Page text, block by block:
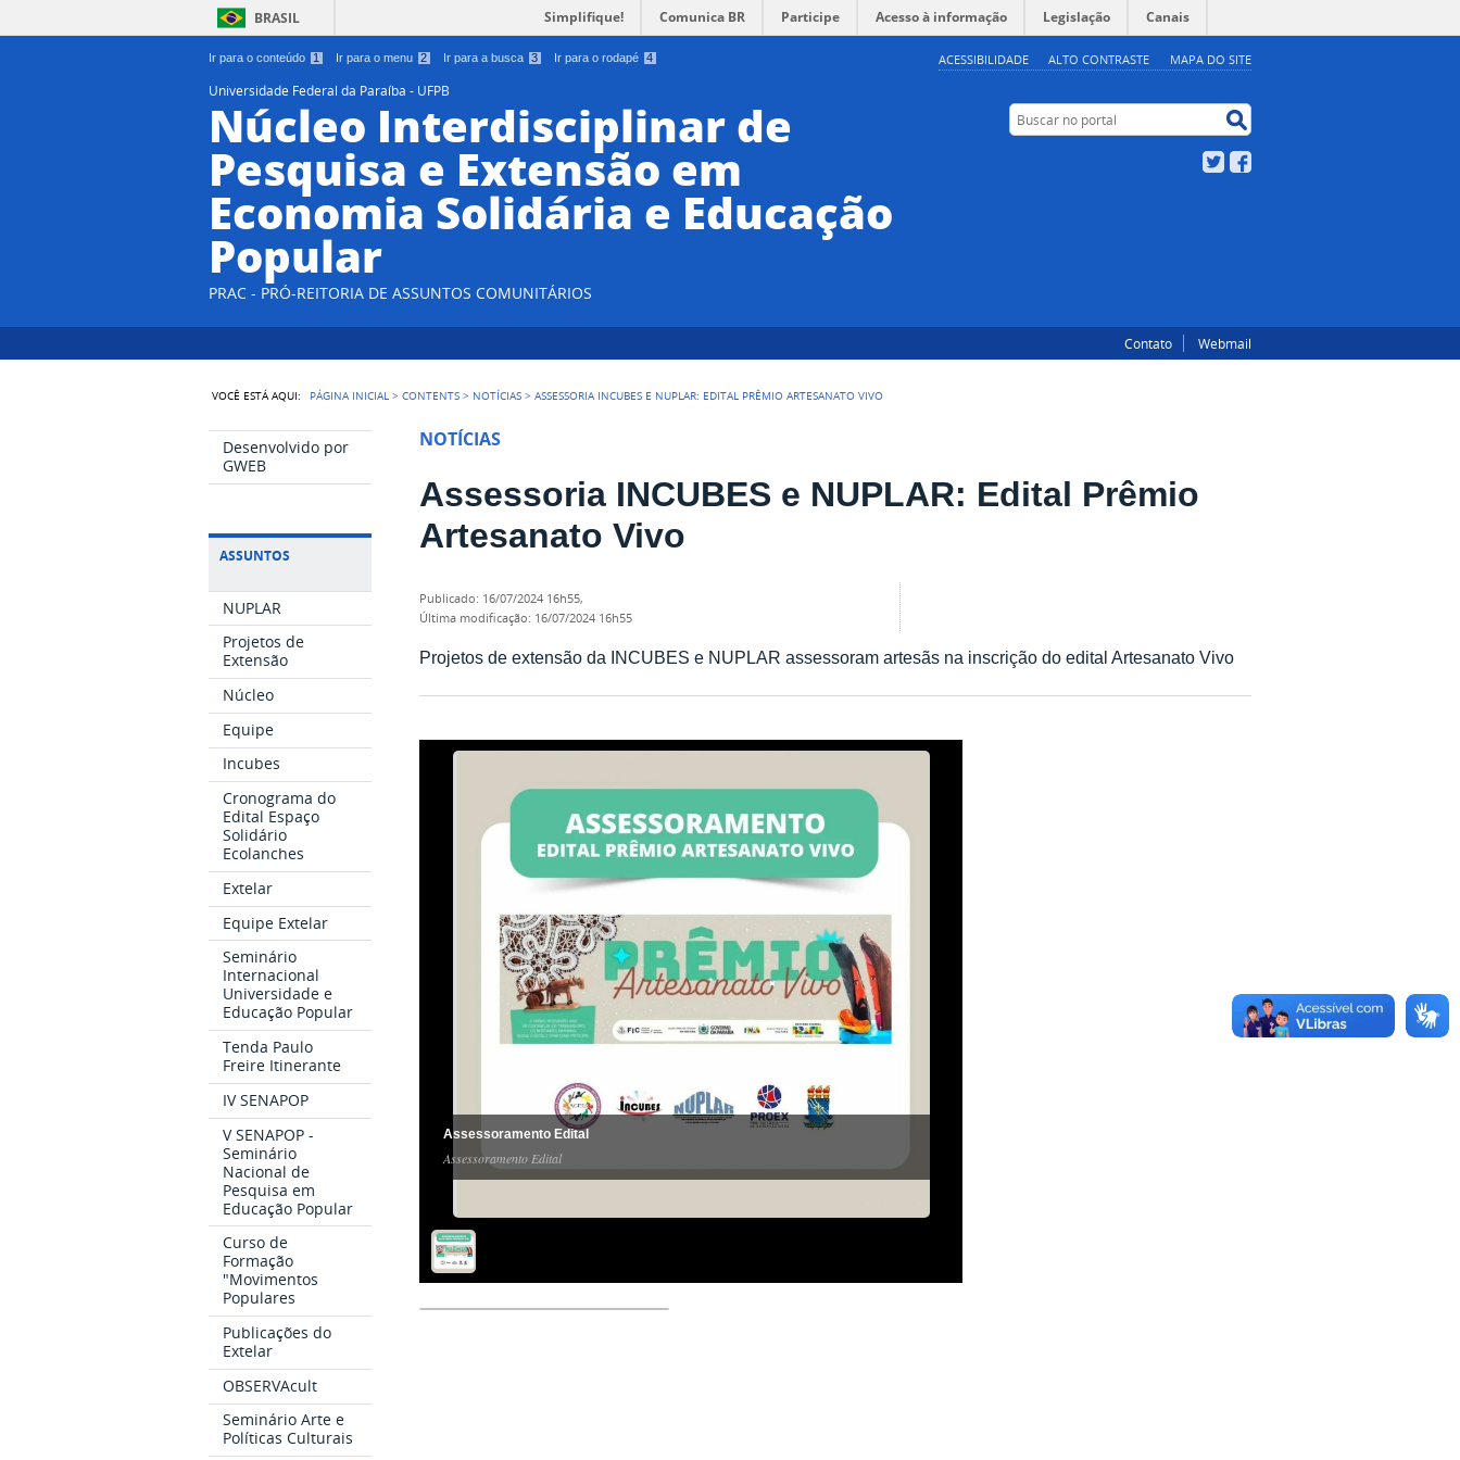
Ir para o conteúdo 1 Ir para o menu 2 Ir para a busca 3 Ir para o rodapé 4 ACESSIBILIDADE ALTO CONTRASTE MAPA DO SITE
BRASIL Simplifique! Comunica BR Participe Acesso à informação Legislação Canais
Universidade Federal da Paraíba - UFPB
Núcleo Interdisciplinar de
Pesquisa e Extensão em
Economia Solidária e Educação
Popular
PRAC - PRÓ-REITORIA DE ASSUNTOS COMUNITÁRIOS
Buscar no portal
Twitter
Contato Webmail
VOCÊ ESTÁ AQUI: PÁGINA INICIAL >CONTENTS > NOTÍCIAS >ASSESSORIA INCUBES E NUPLAR: EDITAL PRÊMIO ARTESANATO VIVO
Desenvolvido por
GWEB
ASSUNTOS
NUPLAR
Projetos de
Extensão
Núcleo
Equipe
Incubes
Cronograma do
Edital Espaço
Solidário
Ecolanches
Extelar
Equipe Extelar
Seminário
Internacional
Universidade e
Educação Popular
Tenda Paulo
Freire Itinerante
IV SENAPOP
V SENAPOP -
Seminário
Nacional de
Pesquisa em
Educação Popular
Curso de
Formação
"Movimentos
Populares
Publicações do
Extelar
OBSERVAcult
Seminário Arte e
Políticas Culturais
NOTÍCIAS
Assessoria INCUBES e NUPLAR: Edital Prêmio
Artesanato Vivo
publicado: 16/07/2024 16h55,
última modificação: 16/07/2024 16h55
Projetos de extensão da INCUBES e NUPLAR assessoram artesãs na inscrição do edital Artesanato Vivo
Assessoramento Edital
Assessoramento Edital